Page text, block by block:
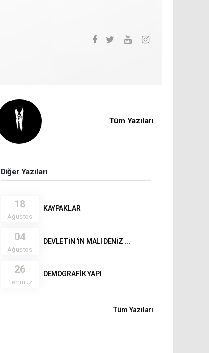
Tüm Yazıları
Diğer Yazıları
18
Ağustos
KAYPAKLAR
04
Ağustos
DEVLETİN 'İN MALI DENİZ ...
26
Temmuz
DEMOGRAFİK YAPI
Tüm Yazıları